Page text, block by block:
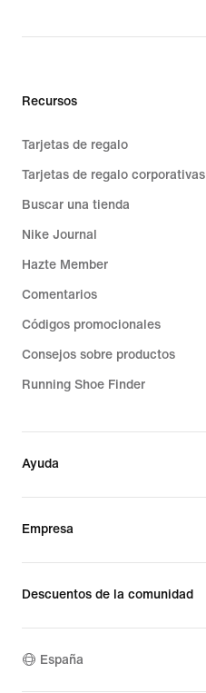
Recursos
Tarjetas de regalo
Tarjetas de regalo corporativas
Buscar una tienda
Nike Journal
Hazte Member
Comentarios
Códigos promocionales
Consejos sobre productos
Running Shoe Finder
Ayuda
Empresa
Descuentos de la comunidad
España